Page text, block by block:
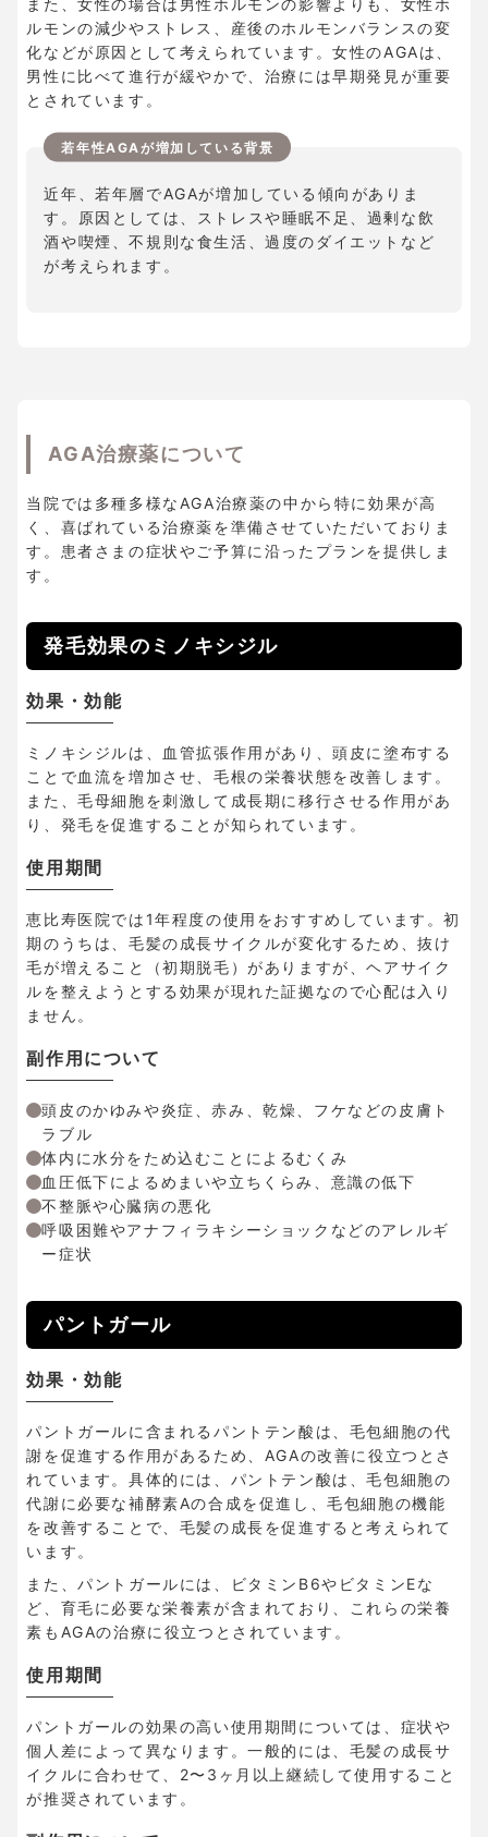
また、女性の場合は男性ホルモンの影響よりも、女性ホ
ルモンの減少やストレス、産後のホルモンバランスの変
化などが原因として考えられています。女性のAGAは、
男性に比べて進行が緩やかで、治療には早期発見が重要
とされています。
若年性AGAが増加している背景
近年、若年層でAGAが増加している傾向がありま
す。原因としては、ストレスや睡眠不足、過剰な飲
酒や喫煙、不規則な食生活、過度のダイエットなど
が考えられます。
AGA治療薬について
当院では多種多様なAGA治療薬の中から特に効果が高
く、喜ばれている治療薬を準備させていただいておりま
す。患者さまの症状やご予算に沿ったプランを提供しま
す。
発毛効果のミノキシジル
効果・効能
ミノキシジルは、血管拡張作用があり、頭皮に塗布する
ことで血流を増加させ、毛根の栄養状態を改善します。
また、毛母細胞を刺激して成長期に移行させる作用があ
り、発毛を促進することが知られています。
使用期間
恵比寿医院では1年程度の使用をおすすめしています。初
期のうちは、毛髪の成長サイクルが変化するため、抜け
毛が増えること（初期脱毛）がありますが、ヘアサイク
ルを整えようとする効果が現れた証拠なので心配は入り
ません。
副作用について
頭皮のかゆみや炎症、赤み、乾燥、フケなどの皮膚ト
ラブル
体内に水分をため込むことによるむくみ
血圧低下によるめまいや立ちくらみ、意識の低下
不整脈や心臓病の悪化
呼吸困難やアナフィラキシーショックなどのアレルギ
ー症状
パントガール
効果・効能
パントガールに含まれるパントテン酸は、毛包細胞の代
謝を促進する作用があるため、AGAの改善に役立つとさ
れています。具体的には、パントテン酸は、毛包細胞の
代謝に必要な補酵素Aの合成を促進し、毛包細胞の機能
を改善することで、毛髪の成長を促進すると考えられて
います。
また、パントガールには、ビタミンB6やビタミンEな
ど、育毛に必要な栄養素が含まれており、これらの栄養
素もAGAの治療に役立つとされています。
使用期間
パントガールの効果の高い使用期間については、症状や
個人差によって異なります。一般的には、毛髪の成長サ
イクルに合わせて、2〜3ヶ月以上継続して使用すること
が推奨されています。